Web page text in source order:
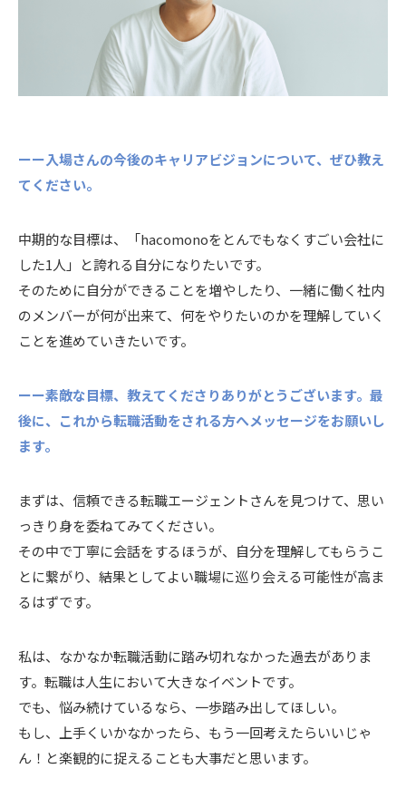
ーー入場さんの今後のキャリアビジョンについて、ぜひ教え
てください。
中期的な目標は、「hacomonoをとんでもなくすごい会社に
した1人」と誇れる自分になりたいです。
そのために自分ができることを増やしたり、一緒に働く社内
のメンバーが何が出来て、何をやりたいのかを理解していく
ことを進めていきたいです。
ーー素敵な目標、教えてくださりありがとうございます。最
後に、これから転職活動をされる方へメッセージをお願いし
ます。
まずは、信頼できる転職エージェントさんを見つけて、思い
っきり身を委ねてみてください。
その中で丁寧に会話をするほうが、自分を理解してもらうこ
とに繋がり、結果としてよい職場に巡り会える可能性が高ま
るはずです。
私は、なかなか転職活動に踏み切れなかった過去がありま
す。転職は人生において大きなイベントです。
でも、悩み続けているなら、一歩踏み出してほしい。
もし、上手くいかなかったら、もう一回考えたらいいじゃ
ん！と楽観的に捉えることも大事だと思います。